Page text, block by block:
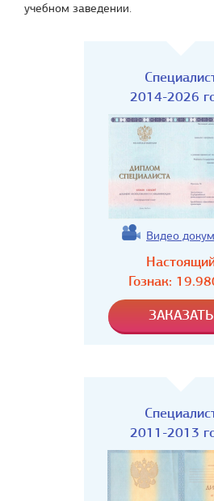
учебном заведении.
2014-2026
Видео
Гознак:
2011-2013